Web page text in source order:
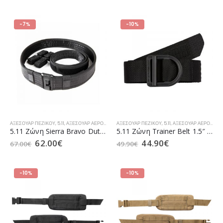
-7%
ΑΞΕΣΟΥΆΡ ΠΕΖΙΚΟΎ, 5.11,ΑΞΕΣΟΥΆΡ ΑΕΡΟΠΟΡΊΑΣ ,ΑΞΕΣΟΥΆΡ ΝΑΥΤΙΚΟΎ,ΕΠΙΧΕΙΡΗΣΙΑΚΌΣ
5.11 Ζώνη Sierra Bravo Duty 2″ Black (59505)
67.00€ 62.00€
-10%
ΑΞΕΣΟΥΆΡ ΠΕΖΙΚΟΎ, 5.11,ΑΞΕΣΟΥΆΡ ΑΕΡΟΠΟΡΊΑΣ
5.11 Ζώνη Trainer Belt 1.5″ Black (59409)
49.90€ 44.90€
-10% -10%